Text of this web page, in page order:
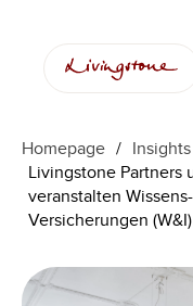
springen
Homepage / Insights
Livingstone Partners
veranstalten
Versicherungen